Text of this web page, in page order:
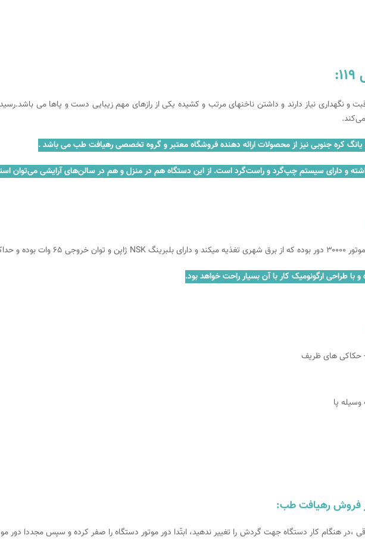
و نگهداری نیاز دارند و داشتن ناخنهای مرتب و کشیده یکی از رازهای مهم زیبایی دست و پاها می
و دارای سیستم چپ‌گرد و راست‌گرد است. از این دستگاه هم در منزل و هم در سالن‌های آرایشی می‌توان
بلبرینگ NSK ژاپن و توان خروجی 65 وات بوده و حداکثر گشتاور این محصول ۱/۸ نیوتن بر سانتیمتر است.
طراحی ارگونومیک کار با آن بسیار راحت خواهد بود.
حکاکی های ظریف
وسیله پا
فروش رهیافت طب:
هنگام کار دستگاه جهت گردش را تغییر ندهید، ابتّدا دور موتور دستگاه را صفر کرده و سپس مجددا دور